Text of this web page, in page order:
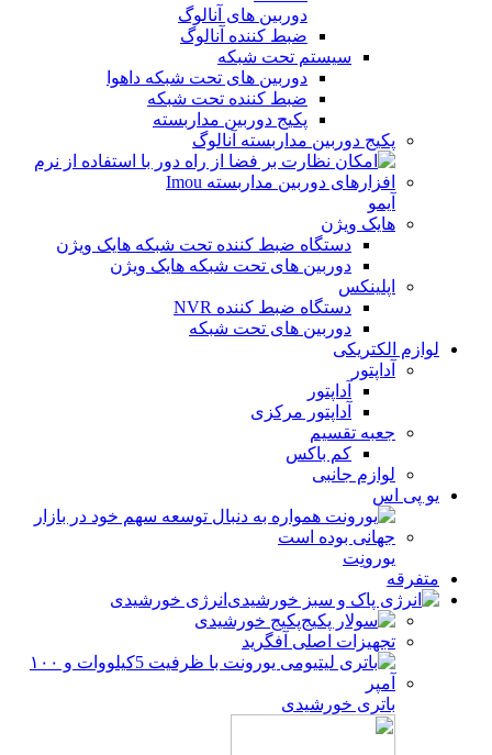
دوربین های آنالوگ
ضبط کننده آنالوگ
سیستم تحت شبکه
دوربین های تحت شبکه داهوا
ضبط کننده تحت شبکه
پکیج دوربین مداربسته
پکیج دوربین مداربسته آنالوگ
آیمو
هایک ویژن
دستگاه ضبط کننده تحت شبکه هایک ویژن
دوربین های تحت شبکه هایک ویژن
اپلینکس
دستگاه ضبط کننده NVR
دوربین های تحت شبکه
لوازم الکتریکی
آداپتور
آداپتور
آداپتور مرکزی
جعبه تقسیم
کم باکس
لوازم جانبی
یو پی اس
یورونِت
متفرقه
انرژی خورشیدی
پکیج خورشیدی
تجهیزات اصلی آفگرید
باتری خورشیدی